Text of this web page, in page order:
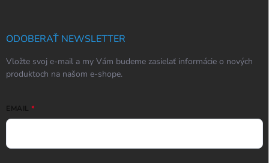
ODOBERAŤ NEWSLETTER
Vložte svoj e-mail a my Vám budeme zasielať informácie o nových
produktoch na našom e-shope.
EMAIL